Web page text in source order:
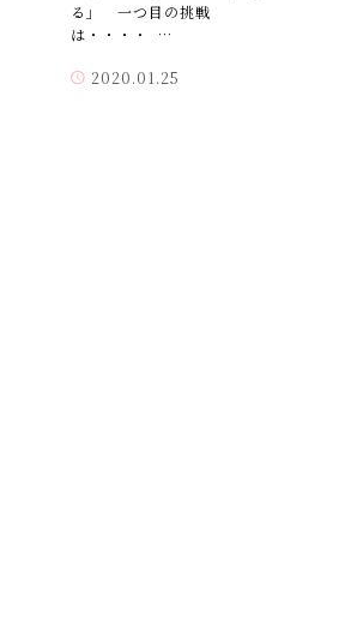
る」 一つ目の挑戦
は・・・・ …
2020.01.25